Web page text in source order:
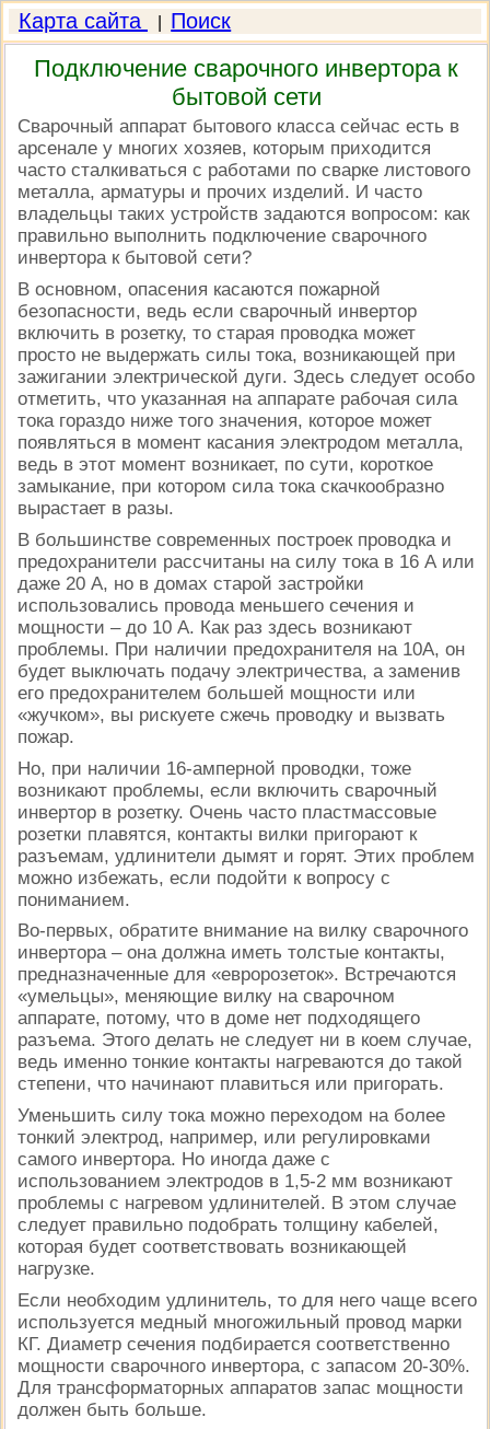
Карта сайта Поиск
Подключение сварочного инвертора к
бытовой сети
Сварочный аппарат бытового класса сейчас есть в
арсенале у многих хозяев, которым приходится
часто сталкиваться с работами по сварке листового
металла, арматуры и прочих изделий. И часто
владельцы таких устройств задаются вопросом: как
правильно выполнить подключение сварочного
инвертора к бытовой сети?
В основном, опасения касаются пожарной
безопасности, ведь если сварочный инвертор
включить в розетку, то старая проводка может
просто не выдержать силы тока, возникающей при
зажигании электрической дуги. Здесь следует особо
отметить, что указанная на аппарате рабочая сила
тока гораздо ниже того значения, которое может
появляться в момент касания электродом металла,
ведь в этот момент возникает, по сути, короткое
замыкание, при котором сила тока скачкообразно
вырастает в разы.
В большинстве современных построек проводка и
предохранители рассчитаны на силу тока в 16 А или
даже 20 А, но в домах старой застройки
использовались провода меньшего сечения и
мощности – до 10 А. Как раз здесь возникают
проблемы. При наличии предохранителя на 10А, он
будет выключать подачу электричества, а заменив
его предохранителем большей мощности или
«жучком», вы рискуете сжечь проводку и вызвать
пожар.
Но, при наличии 16-амперной проводки, тоже
возникают проблемы, если включить сварочный
инвертор в розетку. Очень часто пластмассовые
розетки плавятся, контакты вилки пригорают к
разъемам, удлинители дымят и горят. Этих проблем
можно избежать, если подойти к вопросу с
пониманием.
Во-первых, обратите внимание на вилку сварочного
инвертора – она должна иметь толстые контакты,
предназначенные для «евророзеток». Встречаются
«умельцы», меняющие вилку на сварочном
аппарате, потому, что в доме нет подходящего
разъема. Этого делать не следует ни в коем случае,
ведь именно тонкие контакты нагреваются до такой
степени, что начинают плавиться или пригорать.
Уменьшить силу тока можно переходом на более
тонкий электрод, например, или регулировками
самого инвертора. Но иногда даже с
использованием электродов в 1,5-2 мм возникают
проблемы с нагревом удлинителей. В этом случае
следует правильно подобрать толщину кабелей,
которая будет соответствовать возникающей
нагрузке.
Если необходим удлинитель, то для него чаще всего
используется медный многожильный провод марки
КГ. Диаметр сечения подбирается соответственно
мощности сварочного инвертора, с запасом 20-30%.
Для трансформаторных аппаратов запас мощности
должен быть больше.